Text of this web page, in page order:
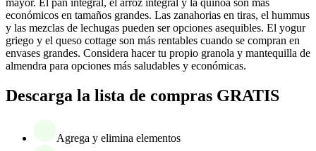
mayor. El pan integral, el arroz integral y la quinoa son más
económicos en tamaños grandes. Las zanahorias en tiras, el hummus
y las mezclas de lechugas pueden ser opciones asequibles. El yogur
griego y el queso cottage son más rentables cuando se compran en
envases grandes. Considera hacer tu propio granola y mantequilla de
almendra para opciones más saludables y económicas.
Descarga la lista de compras GRATIS
Agrega y elimina elementos